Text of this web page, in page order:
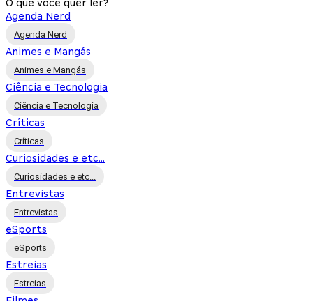
O que você quer ler?
Agenda Nerd
Agenda Nerd
Animes e Mangás
Animes e Mangás
Ciência e Tecnologia
Ciência e Tecnologia
Críticas
Críticas
Curiosidades e etc...
Curiosidades e etc...
Entrevistas
Entrevistas
eSports
eSports
Estreias
Estreias